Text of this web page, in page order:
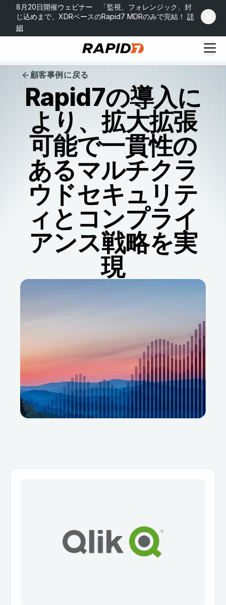
8月20日開催ウェビナー 「監視、フォレンジック、封
じ込めまで、XDRベースのRapid7 MDRのみで完結！ 詳
細
顧客事例に戻る
Rapid7の導入に
より、拡大拡張
可能で一貫性の
あるマルチクラ
ウドセキュリテ
ィとコンプライ
アンス戦略を実
現